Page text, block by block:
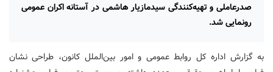
صدرعاملی و تهیه‌کنندگی سیدمازیار هاشمی در آستانه اکران عمومی
رونمایی شد.
به گزارش اداره کل روابط عمومی و امور بین‌الملل کانون، طراحی نشان